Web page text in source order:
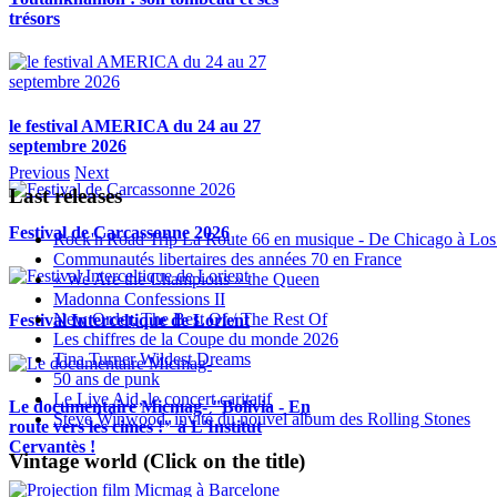
trésors
le festival AMERICA du 24 au 27
septembre 2026
Festival de Carcassonne 2026
Festival Interceltique de Lorient
Le documentaire Micmag- "Bolivia - En
route vers les cimes !" à L'Institut
Cervantès !
Previous Next
Last releases
Rock'n'Road Trip La Route 66 en musique - De Chicago à
Communautés libertaires des années 70 en France
« We Are the Champions » the Queen
Madonna Confessions II
New Order, The Best Of / The Rest Of
Les chiffres de la Coupe du monde 2026
Tina Turner Wildest Dreams
50 ans de punk
Le Live Aid, le concert caritatif
Steve Winwood, invité du nouvel album des Rolling Stones
Vintage world (Click on the title)